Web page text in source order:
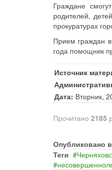
Граждане
родителей,
прокуратурах
Прием граждан
года помощник
Источник
Дата: Вторник,
Прочитано 2185
Опубликовано в
Теги